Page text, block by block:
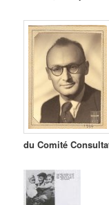
du Comité